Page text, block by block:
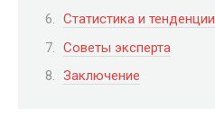
Статистика и тенденции
Советы эксперта
Заключение